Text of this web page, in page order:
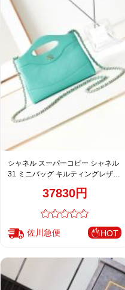
シャネル スーパーコピー シャネル
31 ミニバッグ キルティングレザー
37830円
佐川急便 HOT